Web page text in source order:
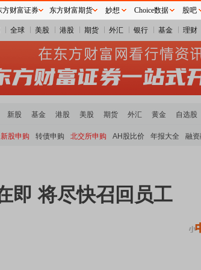
全球 美股 港股 期货 外汇 银行 基金 理财
新股 基金 港股 美股 期货 外汇 黄金 自选股
新股申购 转债申购 北交所申购 AH股比价 年报大全 融资
即 将尽快召回员工
方财富证券 东方财富期货 妙想 Choice数据 股吧